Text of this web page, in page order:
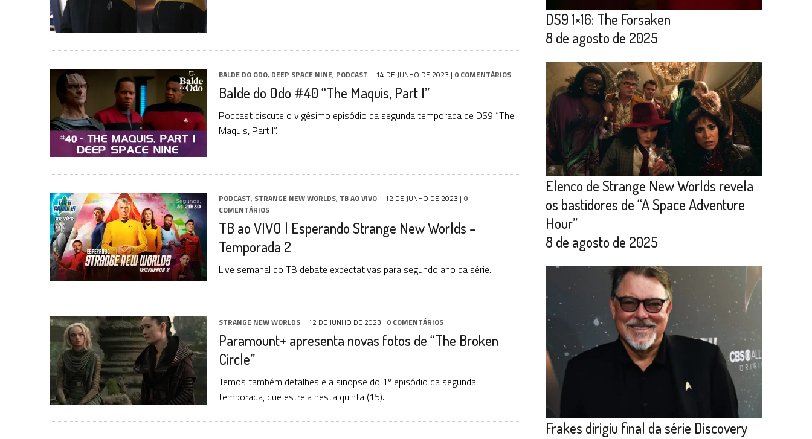
BALDE DO ODO, DEEP SPACE NINE, PODCAST 14 DE JUNHO DE 2023 | 0 COMENTÁRIOS
Balde do Odo #40 “The Maquis, Part I”
Podcast discute o vigésimo episódio da segunda temporada de DS9 “The
Maquis, Part I”.
PODCAST, STRANGE NEW WORLDS, TB AO VIVO 12 DE JUNHO DE 2023 | 0
COMENTÁRIOS
TB ao VIVO | Esperando Strange New Worlds –
Temporada 2
Live semanal do TB debate expectativas para segundo ano da série.
STRANGE NEW WORLDS 12 DE JUNHO DE 2023 | 0 COMENTÁRIOS
Paramount+ apresenta novas fotos de “The Broken
Circle”
Temos também detalhes e a sinopse do 1º episódio da segunda
temporada, que estreia nesta quinta (15).
DS9 1×16: The Forsaken
8 de agosto de 2025
Elenco de Strange New Worlds revela
os bastidores de “A Space Adventure
Hour”
8 de agosto de 2025
Frakes dirigiu final da série Discovery